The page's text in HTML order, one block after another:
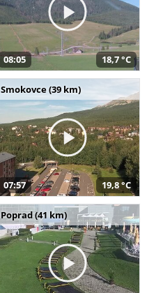
08:05 18,7 °C
Smokovce (39 km)
07:57 19,8 °C
Poprad (41 km)